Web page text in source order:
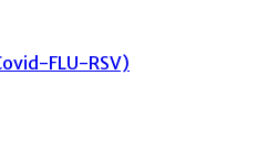
FLU-RSV)